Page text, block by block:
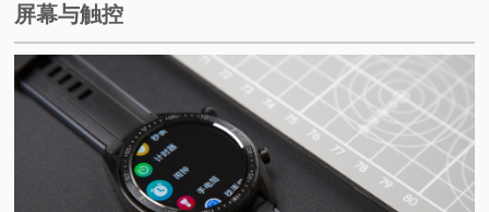
屏幕与触控